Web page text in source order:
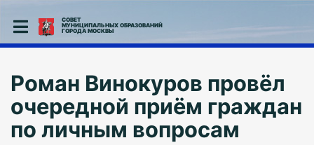
СОВЕТ
МУНИЦИПАЛЬНЫХ ОБРАЗОВАНИЙ
ГОРОДА МОСКВЫ
Роман Винокуров провёл
очередной приём граждан
по личным вопросам